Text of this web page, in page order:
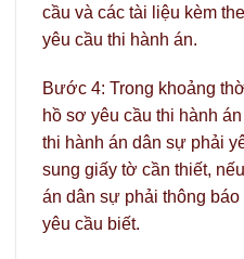
cầu và các tài liệu kèm
yêu cầu thi hành án.
Bước 4: Trong khoảng
hồ sơ yêu cầu thi hành
thi hành án dân sự phải
sung giấy tờ cần thiết,
án dân sự phải thông
yêu cầu biết.